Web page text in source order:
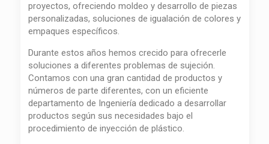
proyectos, ofreciendo moldeo y desarrollo de piezas
personalizadas, soluciones de igualación de colores y
empaques específicos.
Durante estos años hemos crecido para ofrecerle
soluciones a diferentes problemas de sujeción.
Contamos con una gran cantidad de productos y
números de parte diferentes, con un eficiente
departamento de Ingeniería dedicado a desarrollar
productos según sus necesidades bajo el
procedimiento de inyección de plástico.